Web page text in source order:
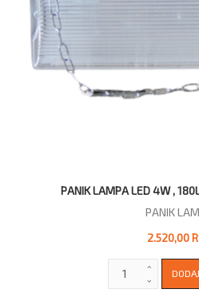
PANIK LAMPA LED 4W ,
PANIK
2.520,00